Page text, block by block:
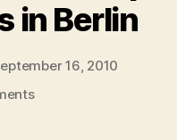
in Berlin
16, 2010
on